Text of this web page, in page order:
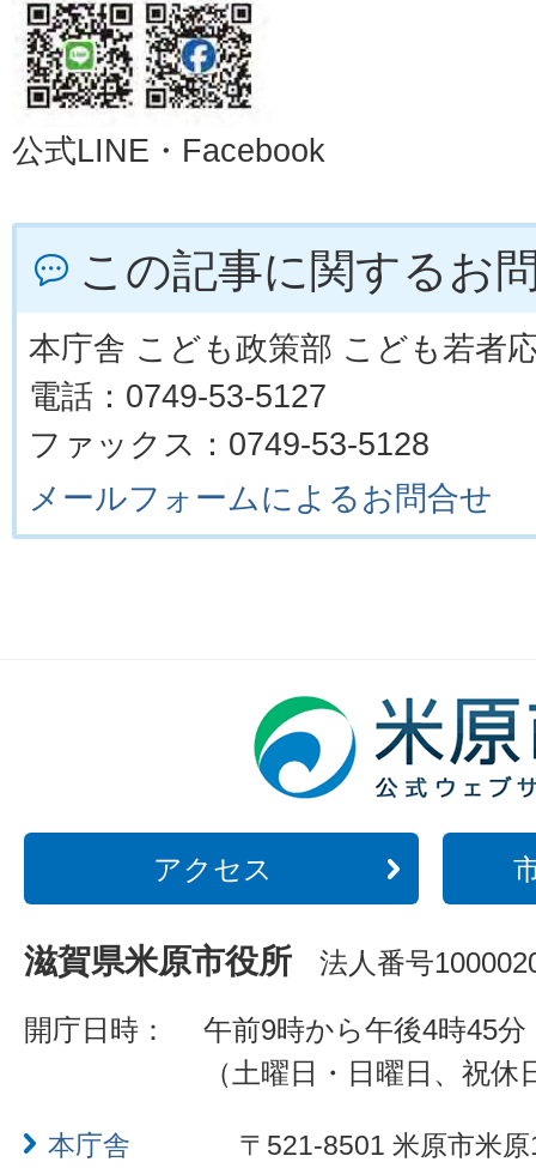
公式LINE ・ Facebook
この記事に関するお
本庁舎 こども政策部 こども若者
電話：0749-53-5127
ファックス：0749-53-5128
メールフォームによるお問合せ
アクセス
滋賀県米原市役所 法人番号
開庁日時：
午前9時から午後4時45分
（土曜日・日曜日、祝
本庁舎 〒521-8501 米原市米